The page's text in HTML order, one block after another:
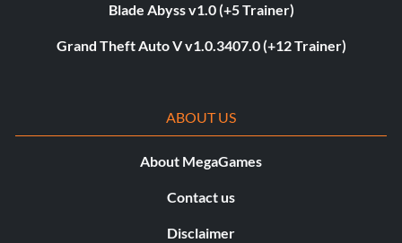
Blade Abyss v1.0 (+5 Trainer)
Grand Theft Auto V v1.0.3407.0 (+12 Trainer)
ABOUT US
About MegaGames
Contact us
Disclaimer